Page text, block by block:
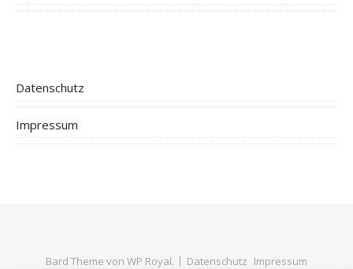
Datenschutz
Impressum
Bard Theme von WP Royal. Datenschutz Impressum